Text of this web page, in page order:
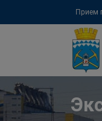
Прием